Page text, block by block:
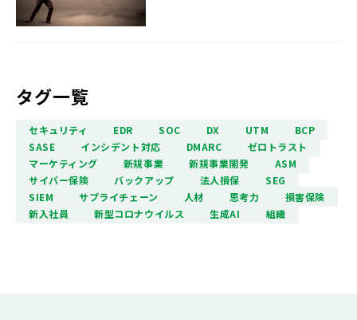
タグ一覧
セキュリティ EDR SOC DX UTM
BCP
SASE
インシデント対応 DMARC
ゼロトラスト
マーケティング
新規事業 新規事業開発
ASM
サイバー保険
バックアップ 法人損保
SEG
SIEM
サプライチェーン 人材 思考力
損害保険
新入社員
新型コロナウイルス 生成AI 組織